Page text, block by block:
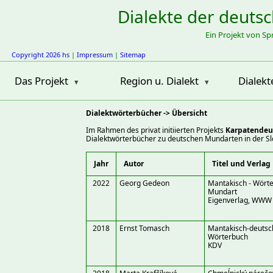
Dialekte der
Ein Projekt von
Copyright 2026 hs | Impressum | Sitemap
Das Projekt Region u. Dialekt
Dialektwörterbücher -> Übersicht
Im Rahmen des privat initiierten Projekts
Dialektwörterbücher zu deutschen Mundarten in der
Jahr Autor
Titel und Verlag
2022
Georg Gedeon
Mantakisch -
Mundart
Eigenverlag, WWW
2018 Ernst Tomasch
Mantakisch-
Wörterbuch
KDV